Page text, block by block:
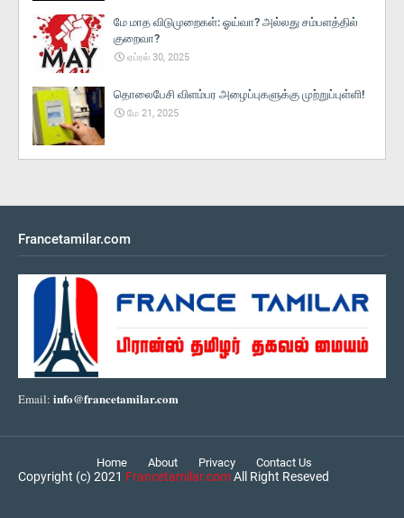
மே மாத விடுமுறைகள்: ஓய்வா? அல்லது சம்பளத்தில்
குறைவா?
ஏப்ரல் 30, 2025
தொலைபேசி விளம்பர அழைப்புகளுக்கு முற்றுப்புள்ளி!
மே 21, 2025
Francetamilar.com
Email: info@francetamilar.com
Home About Privacy Contact Us
Copyright (c) 2021 Francetamilar.comAll Right Reseved